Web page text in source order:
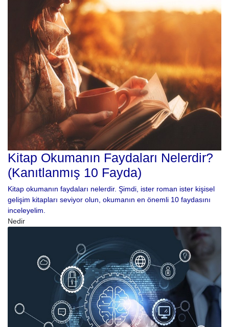
Kitap Okumanın Faydaları Nelerdir?
(Kanıtlanmış 10 Fayda)
Kitap okumanın faydaları nelerdir. Şimdi, ister roman ister kişisel
gelişim kitapları seviyor olun, okumanın en önemli 10 faydasını
inceleyelim.
Nedir